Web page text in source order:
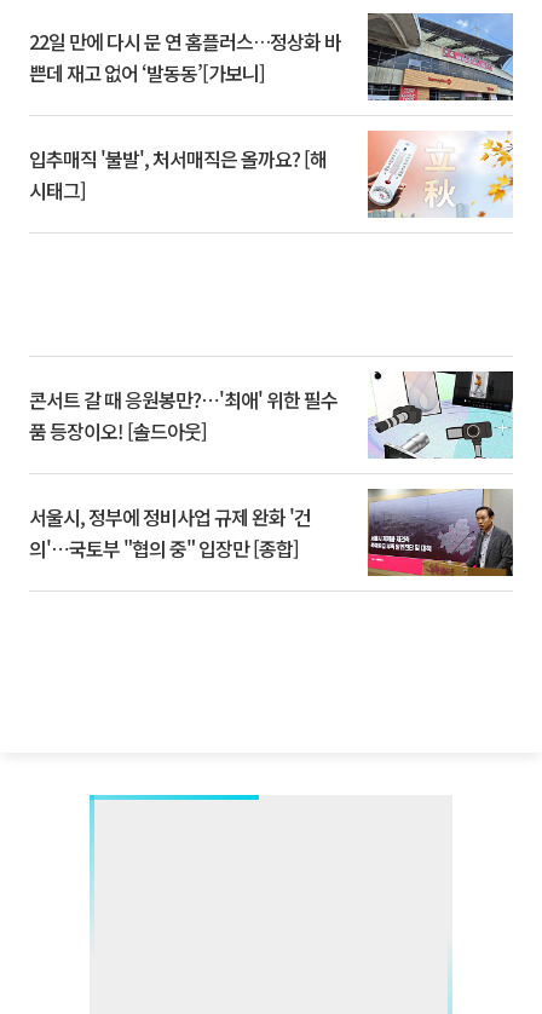
22일 만에 다시 문 연 홈플러스…정상화 바
쁜데 재고 없어 ‘발동동’[가보니]
입추매직 '불발', 처서매직은 올까요? [해
시태그]
콘서트 갈 때 응원봉만?⋯'최애' 위한 필수
품 등장이오! [솔드아웃]
서울시, 정부에 정비사업 규제 완화 '건
의'⋯국토부 "협의 중" 입장만 [종합]